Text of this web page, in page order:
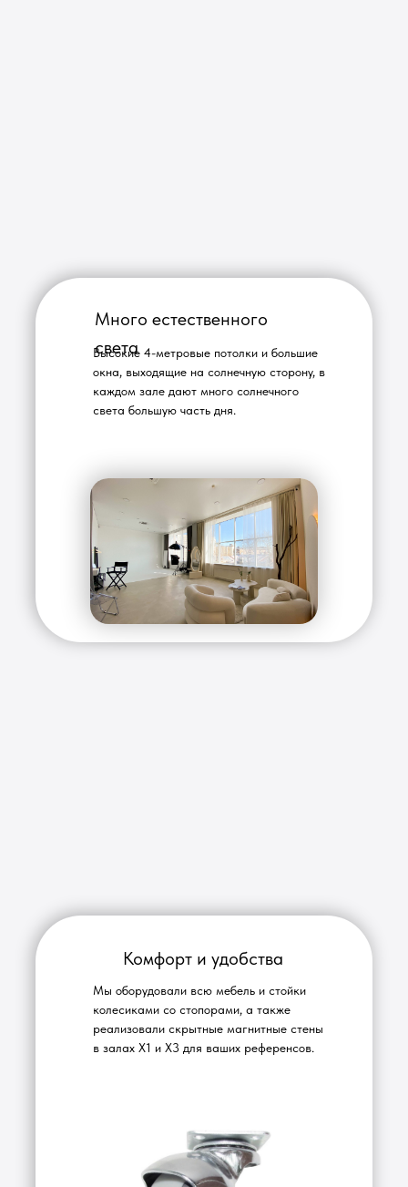
Много естественного
света
Высокие 4-метровые потолки и большие
окна, выходящие на солнечную сторону, в
каждом зале дают много солнечного
света большую часть дня.
Комфорт и удобства
Мы оборудовали всю мебель и стойки
колесиками со стопорами, а также
реализовали скрытные магнитные стены
в залах Х1 и Х3 для ваших референсов.